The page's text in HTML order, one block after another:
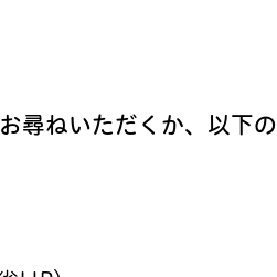
尋ねいただくか、以下の